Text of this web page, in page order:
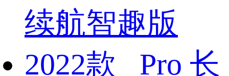
续航智趣版
2022款 Pro 长